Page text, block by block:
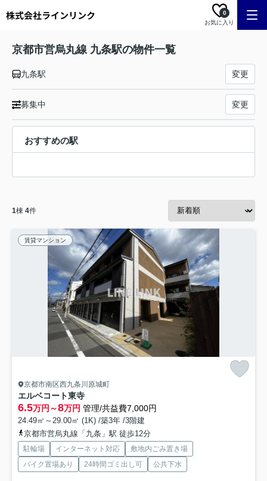
お気に入り
0
京都市営烏丸線 九条駅の物件一覧
九条駅 変更
募集中 変更
おすすめの駅
1棟 4件
賃貸マンション
京都市南区西九条川原城町
エルベコート東寺
6.5万円～8万円 管理/共益費7,000円
24.49㎡～29.00㎡ (1K) /築3年 /3階建
京都市営烏丸線「九条」駅 徒歩12分
駐輪場 インターネット対応
敷地内ごみ置き場
バイク置場あり
24時間ゴミ出し可 公共下水